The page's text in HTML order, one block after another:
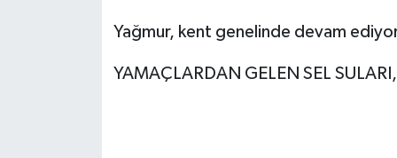
Yağmur, kent genelinde devam
YAMAÇLARDAN GELEN SEL